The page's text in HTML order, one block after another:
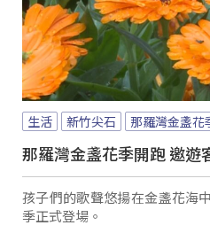
生活 新竹尖石 那羅灣金盞花
那羅灣金盞花季開跑 邀遊
孩子們的歌聲悠揚在金盞花海
季正式登場。